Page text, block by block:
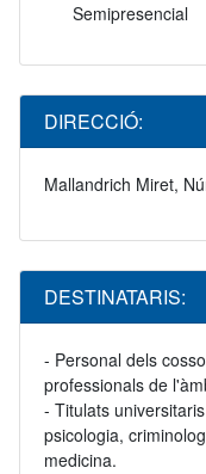
Semipresencial
DIRECCIÓ:
Mallandrich Miret,
DESTINATARIS:
- Personal dels
professionals de
- Titulats
psicologia,
medicina.